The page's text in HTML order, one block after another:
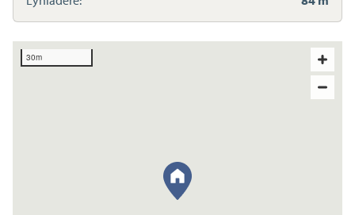
30m